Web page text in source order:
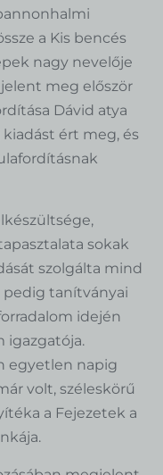
a Kis bencés
nagy nevelője
meg először
Dávid atya
ért meg, és
sokak
szolgálta mind
pedig tanítványai
idején
igazgatója.
egyetlen napig
volt, széleskörű
a Fejezetek a